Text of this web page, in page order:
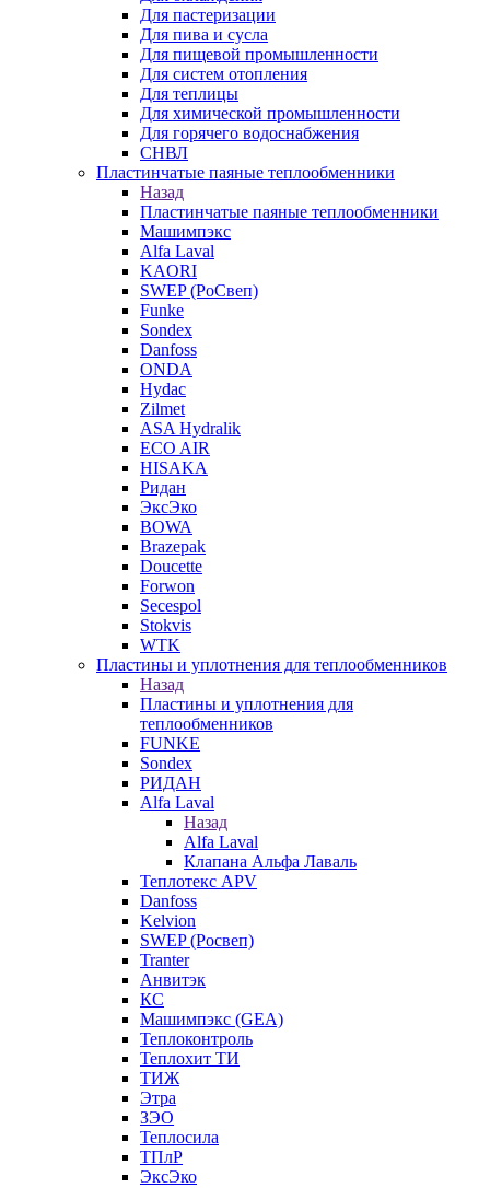
Для пастеризации
Для пива и сусла
Для пищевой промышленности
Для систем отопления
Для теплицы
Для химической промышленности
Для горячего водоснабжения
СНВЛ
Пластинчатые паяные теплообменники
Назад
Пластинчатые паяные теплообменники
Машимпэкс
Alfa Laval
KAORI
SWEP (РоСвеп)
Funke
Sondex
Danfoss
ONDA
Hydac
Zilmet
ASA Hydralik
ECO AIR
HISAKA
Ридан
ЭксЭко
BOWA
Brazepak
Doucette
Forwon
Secespol
Stokvis
WTK
Пластины и уплотнения для теплообменников
Назад
Пластины и уплотнения для
теплообменников
FUNKE
Sondex
РИДАН
Alfa Laval
Назад
Alfa Laval
Клапана Альфа Лаваль
Теплотекс APV
Danfoss
Kelvion
SWEP (Росвеп)
Tranter
Анвитэк
КС
Машимпэкс (GEA)
Теплоконтроль
Теплохит ТИ
ТИЖ
Этра
ЗЭО
Теплосила
ТПлР
ЭксЭко